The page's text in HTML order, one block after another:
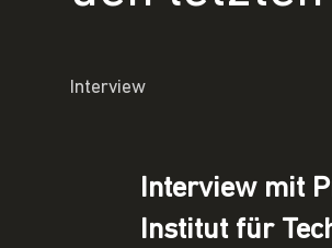
Interview
Interview mit
Institut für